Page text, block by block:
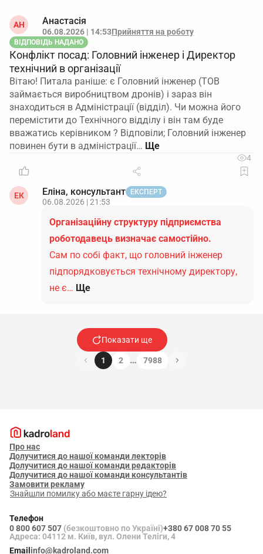
АН Анастасія
06.08.2026 | 14:53Прийняття на роботу
ВІДПОВІДЬ НАДАНО
Конфлікт посад: Головний інженер і Директор
технічний в організації
Вітаю! Питала раніше: є Головний інженер (ТОВ
займається виробництвом дронів) і зараз він
знаходиться в Адміністрації (відділ). Чи можна його
перемістити до Технічного відділу і він там буде
вважатись керівником ? Відповіли; Головний інженер
повинен бути в адміністрації…
4
ЕК Еліна, консультант ЕКСПЕРТ
06.08.2026 | 21:53
Організаційну структуру підприємства
роботодавець визначає самостійно.
Сам по собі факт, що головний інженер
підпорядковується технічному директору,
не є… Ще
Показати ще
1 2 … 7988
Про нас
Долучитися до нашої команди лекторів
Долучитися до нашої команди редакторів
Долучитися до нашої команди консультантів
Замовити рекламу
Знайшли помилку або маєте гарну ідею?
Телефон
0 800 607 507 (безкоштовно по Україні)+380 67 008 70 55
Адреса: 04112 м. Київ, вул. Олени Теліги, 4
Email info@kadroland.com